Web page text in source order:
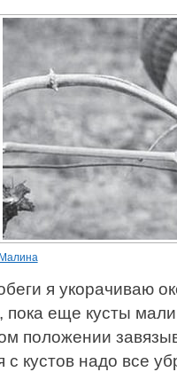
Малина
я укорачиваю
пока еще кусты
положении
с кустов надо все